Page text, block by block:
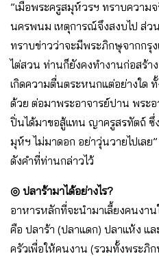
”เมื่อพระครูสมุห์วรฯ ทราบความจ
นครพนม เหตุการณ์จึงสงบไป ส่ว
ทราบข่าวว่าจะมีพระภิกษุจากกรุ
ไต่สวน ท่านก็ยังคงทํางานก่อสร้า
เกิดความตื่นตระหนกแต่อย่างใด
ด้วย ต่อมาพระอาจารย์ปาน พระ
ปิ่นได้มาขอสู้แทน ญาครูสรทัตถ์ ซึ่
มุห์ฯ ไม่มาดอก อย่าวุ่นวายไปเลย
ดังคําที่ท่านกล่าวไว้
◎ ปลาร้ามาได้อย่างไร?
อาหารหลักที่จะนํามาเลี้ยงคนงา
คือ ปลาร้า (ปลาแดก) ปลาแห้ง แ
ครัวเพื่อให้คนงาน (รวมทั้งพระภิ